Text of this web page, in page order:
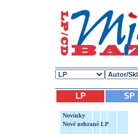
LP SP
Novinky
Nové nehrané LP